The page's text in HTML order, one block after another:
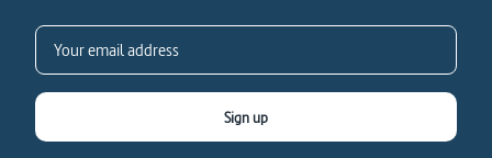
Sign up